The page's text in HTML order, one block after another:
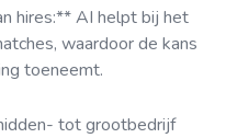
hires:** AI helpt bij het
waardoor de kans
toeneemt.
tot grootbedrijf